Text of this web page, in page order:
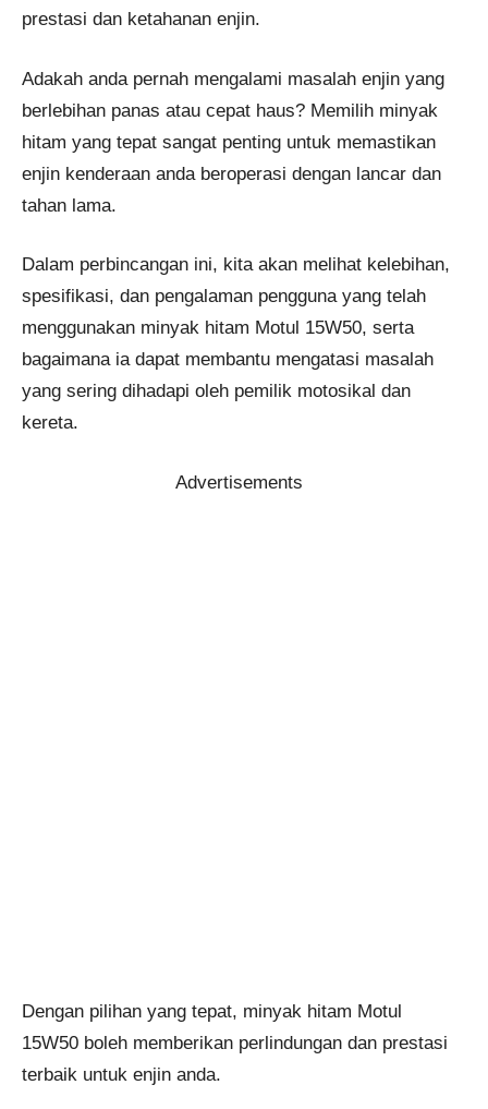
prestasi dan ketahanan enjin.
Adakah anda pernah mengalami masalah enjin yang
berlebihan panas atau cepat haus? Memilih minyak
hitam yang tepat sangat penting untuk memastikan
enjin kenderaan anda beroperasi dengan lancar dan
tahan lama.
Dalam perbincangan ini, kita akan melihat kelebihan,
spesifikasi, dan pengalaman pengguna yang telah
menggunakan minyak hitam Motul 15W50, serta
bagaimana ia dapat membantu mengatasi masalah
yang sering dihadapi oleh pemilik motosikal dan
kereta.
Advertisements
Dengan pilihan yang tepat, minyak hitam Motul
15W50 boleh memberikan perlindungan dan prestasi
terbaik untuk enjin anda.